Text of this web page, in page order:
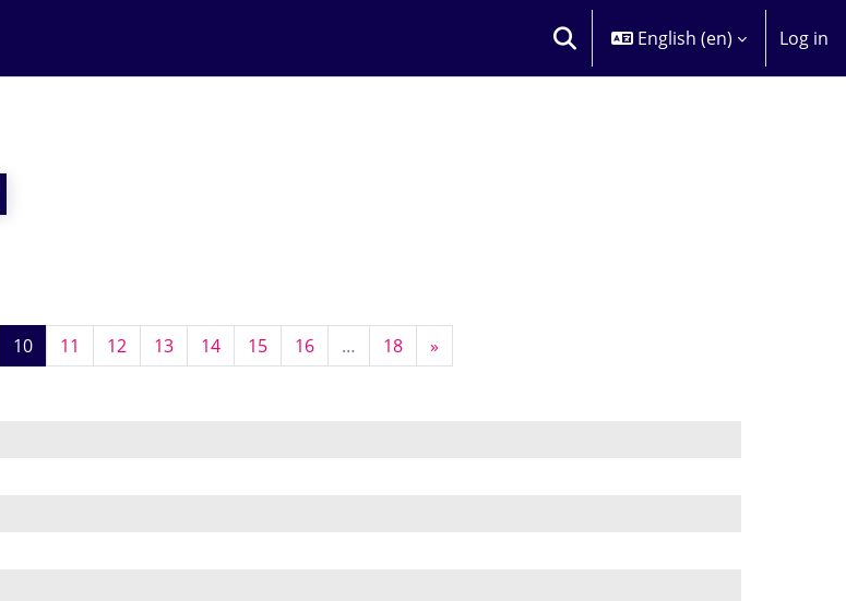
TOGGLE SEARCH INPUT
English ‎(en)‎ Log in
courses
9
10Page 10
11 Page 11
12Page 12
13Page 13
14Page 14
15Page 15
16Page 16
… 18Page 18
»Next page